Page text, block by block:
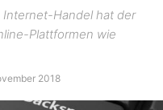
Handel hat der
Plattformen wie
2018